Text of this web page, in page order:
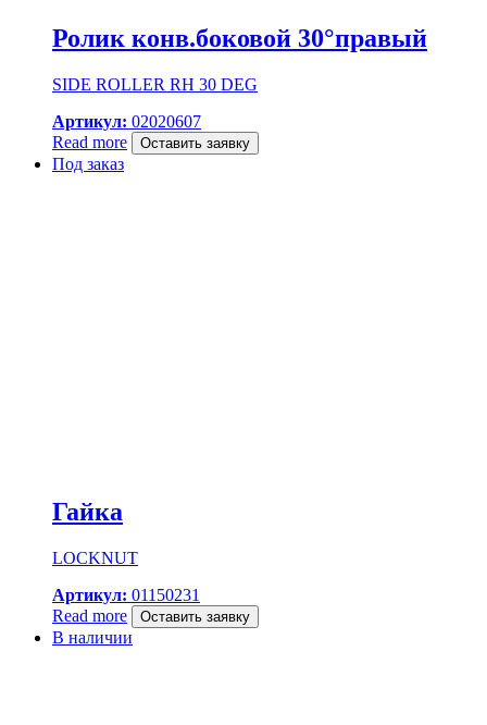
Ролик конв.боковой 30°правый
SIDE ROLLER RH 30 DEG
Артикул: 02020607
Read more
Оставить заявку
Под заказ
Гайка
LOCKNUT
Артикул: 01150231
Read more
Оставить заявку
В наличии